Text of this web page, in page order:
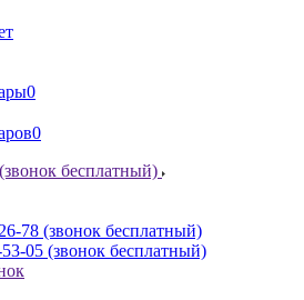
0
0
(звонок бесплатный)
78 (звонок бесплатный)
05 (звонок бесплатный)